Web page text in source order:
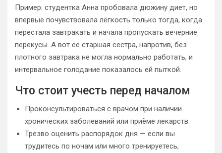
Пример: студентка Анна пробовала дюжину диет, но
впервые почувствовала лёгкость только тогда, когда
перестала завтракать и начала пропускать вечерние
перекусы. А вот её старшая сестра, напротив, без
плотного завтрака не могла нормально работать, и
интервальное голодание показалось ей пыткой.
Что стоит учесть перед началом
Проконсультироваться с врачом при наличии
хронических заболеваний или приёме лекарств.
Трезво оценить распорядок дня — если вы
трудитесь по ночам или много тренируетесь,